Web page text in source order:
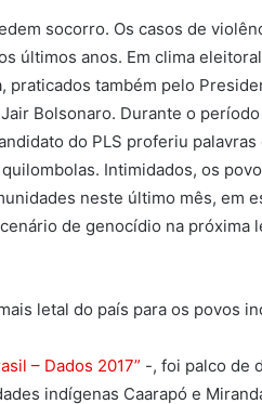
socorro. Os casos de
últimos anos. Em clima
praticados também pelo
Bolsonaro. Durante o
do PLS proferiu palavras
Intimidados, os
neste último mês, em
de genocídio na próxima
letal do país para os povos
– Dados 2017” -, foi palco de
indígenas Caarapó e